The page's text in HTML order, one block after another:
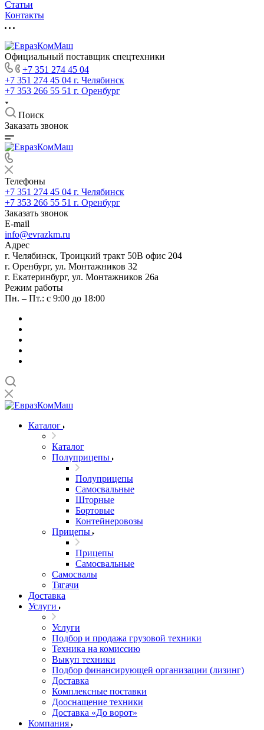
Статьи
Контакты
Официальный поставщик спецтехники
+7 351 274 45 04
+7 351 274 45 04 г. Челябинск
+7 353 266 55 51 г. Оренбург
Поиск
Заказать звонок
Телефоны
+7 351 274 45 04 г. Челябинск
+7 353 266 55 51 г. Оренбург
Заказать звонок
E-mail
info@evrazkm.ru
Адрес
г. Челябинск, Троицкий тракт 50В офис 204
г. Оренбург, ул. Монтажников 32
г. Екатеринбург, ул. Монтажников 26а
Режим работы
Пн. – Пт.: с 9:00 до 18:00
Каталог
Каталог
Полуприцепы
Полуприцепы
Самосвальные
Шторные
Бортовые
Контейнеровозы
Прицепы
Прицепы
Самосвальные
Самосвалы
Тягачи
Доставка
Услуги
Услуги
Подбор и продажа грузовой техники
Техника на комиссию
Выкуп техники
Подбор финансирующей организации (лизинг)
Доставка
Комплексные поставки
Дооснащение техники
Доставка «До ворот»
Компания